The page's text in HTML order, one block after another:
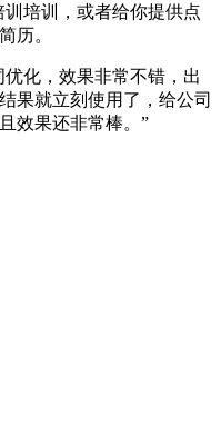
训培训，或者给你提供点
历。
化，效果非常不错，出
果就立刻使用了，给公司
效果还非常棒。”